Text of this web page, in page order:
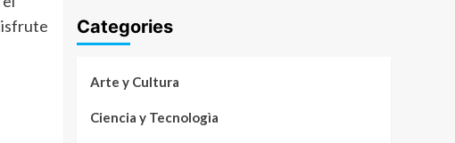
Categories
Arte y Cultura
Ciencia y Tecnologìa